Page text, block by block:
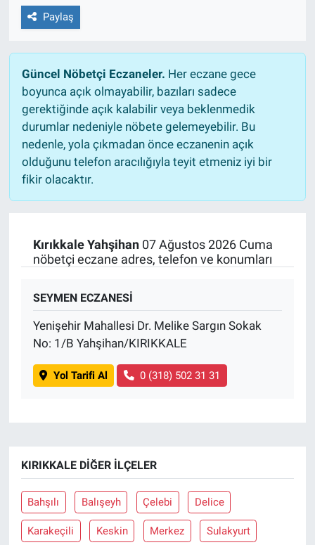
Paylaş
Güncel Nöbetçi Eczaneler. Her eczane gece
boyunca açık olmayabilir, bazıları sadece
gerektiğinde açık kalabilir veya beklenmedik
durumlar nedeniyle nöbete gelemeyebilir. Bu
nedenle, yola çıkmadan önce eczanenin açık
olduğunu telefon aracılığıyla teyit etmeniz iyi bir
fikir olacaktır.
Kırıkkale Yahşihan07 Ağustos 2026 Cuma
nöbetçi eczane adres, telefon ve konumları
SEYMEN ECZANESİ
Yenişehir Mahallesi Dr. Melike Sargın Sokak
No: 1/B Yahşihan/KIRIKKALE
Yol Tarifi Al 0 (318) 502 31 31
KIRIKKALE DIĞER İLÇELER
Bahşılı Balışeyh Çelebi Delice
Karakeçili Keskin Merkez Sulakyurt